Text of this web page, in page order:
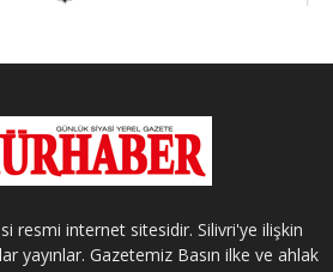
resmi internet sitesidir. Silivri'ye ilişkin
yayınlar. Gazetemiz Basın ilke ve ahlak